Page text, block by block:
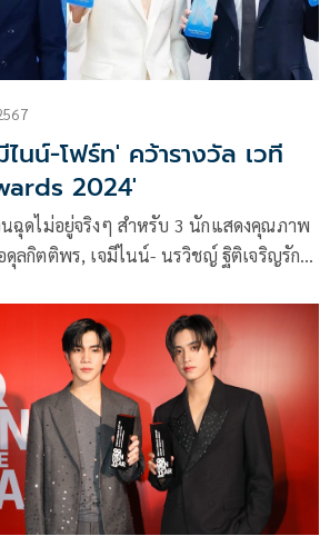
นน์-โฟร์ท' คว้ารางวัล เวที
2024'
นฉุดไม่อยู่จริงๆ สำหรับ 3 นักแสดงคุณภาพ
ลกิตติพร, เจมีไนน์- นรวิชญ์ ฐิติเจริญรักษ์,
นนำของเมืองไทย ในเครือบริษัท เดอะ วัน
มหาชน) ที่ล่าสุดคว้ารางวัลที่สุด
กาศรางวัลครั้งยิ่งใหญ่ Kazz Awards
ะฉลองครบรอบ 18 ปี Kazz Magazine